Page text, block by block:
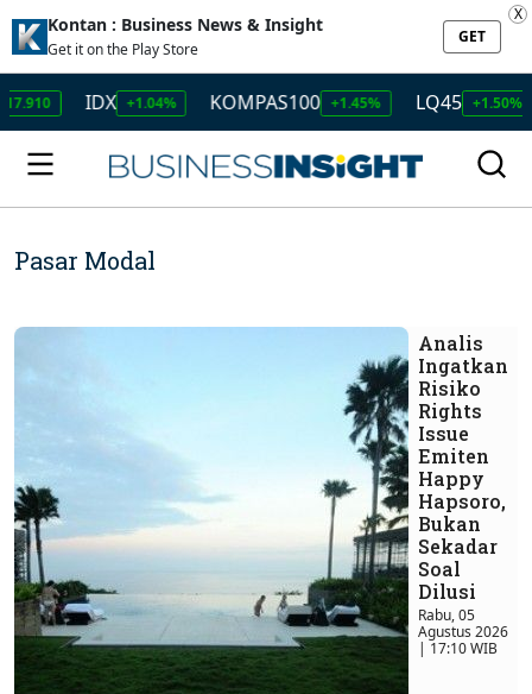
Kontan : Business News & Insight
Get it on the Play Store
GET
X
IDX +1.04% KOMPAS100 +1.45% LQ45 +1.50% ISSI
Pasar Modal
Analis
Ingatkan
Risiko
Rights
Issue
Emiten
Happy
Hapsoro,
Bukan
Sekadar
Soal
Dilusi
Rabu, 05
Agustus 2026
| 17:10 WIB